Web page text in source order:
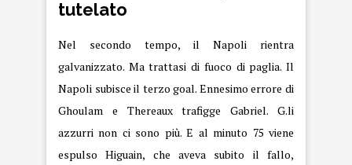
tutelato
Nel secondo tempo, il Napoli rientra
galvanizzato. Ma trattasi di fuoco di paglia. Il
Napoli subisce il terzo goal. Ennesimo errore di
Ghoulam e Thereaux trafigge Gabriel. G.li
azzurri non ci sono più. E al minuto 75 viene
espulso Higuain, che aveva subito il fallo,